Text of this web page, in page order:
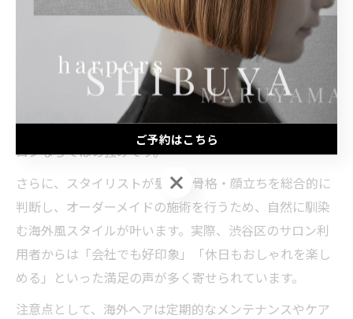
くことが、満足度アップにつながります。
美容室だからこそ実現するメンズ海外ヘアのコツ
美容室で海外メンズヘアを実現する最大のコツは、プロ
の技術と豊富な薬剤知識を活かすことです。自宅では難
しいブリーチや繊細なカット、絶妙なカラー配合は、サ
ロンならではの強みです。
さらに、スタイリストが髪質・骨格・顔立ちを総合的に
判断し、オーダーメイドの施術を行うため、自然に馴染
む海外風スタイルが叶います。実際、渋谷区のサロン利
用者からは「会社でも好印象」「休日もおしゃれを楽し
める」といった満足の声が多く寄せられています。
注意点として、海外ヘアは定期的なメンテナンスやケア
ご予約はこちら
ご予約はこちら